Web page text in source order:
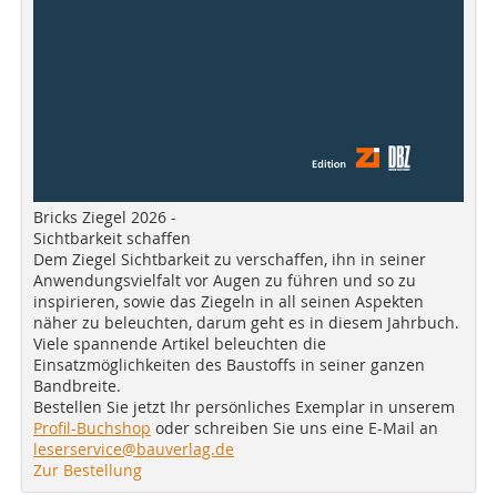
Bricks Ziegel 2026 -
Sichtbarkeit schaffen
Dem Ziegel Sichtbarkeit zu verschaffen, ihn in seiner
Anwendungsvielfalt vor Augen zu führen und so zu
inspirieren, sowie das Ziegeln in all seinen Aspekten
näher zu beleuchten, darum geht es in diesem Jahrbuch.
Viele spannende Artikel beleuchten die
Einsatzmöglichkeiten des Baustoffs in seiner ganzen
Bandbreite.
Bestellen Sie jetzt Ihr persönliches Exemplar in unserem
Profil-Buchshop oder schreiben Sie uns eine E-Mail an
leserservice@bauverlag.de
Zur Bestellung